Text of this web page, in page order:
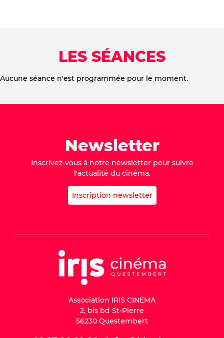
LES SÉANCES
Aucune séance n'est programmée pour le moment.
Newsletter
Inscrivez-vous à notre newsletter pour suivre
l'actualité du cinéma.
Inscription newsletter
Association IRIS CINEMA
2, bis bd St-Pierre
56230 Questembert